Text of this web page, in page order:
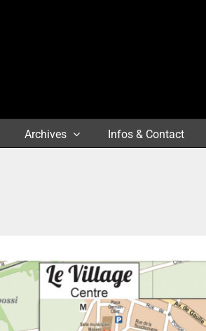
Archives Infos & Contact